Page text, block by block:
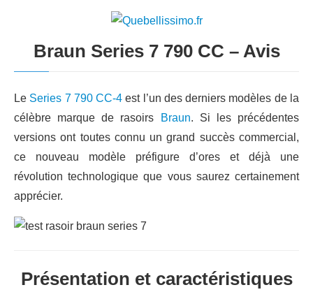
Braun Series 7 790 CC – Avis
Le Series 7 790 CC-4 est l’un des derniers modèles de la
célèbre marque de rasoirs
Braun. Si les précédentes
versions ont toutes connu un grand succès commercial,
ce nouveau modèle préfigure d’ores et déjà une
révolution technologique que vous saurez certainement
apprécier.
Présentation et caractéristiques